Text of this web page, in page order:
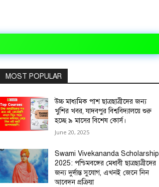
MOST POPULAR
উচ্চ মাধ্যমিক পাশ ছাত্রছাত্রীদের জন্য
খুশির খবর, যাদবপুর বিশ্ববিদ্যালয়ে শুরু
হচ্ছে ৯ মাসের বিশেষ কোর্স।
June 20, 2025
Swami Vivekananda Scholarship
2025: পশ্চিমবঙ্গের মেধাবী ছাত্রছাত্রীদের
জন্য দুর্দান্ত সুযোগ, এখনই জেনে নিন
আবেদন প্রক্রিয়া